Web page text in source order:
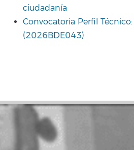
ciudadanía
Convocatoria Perfil
(2026BDE043)